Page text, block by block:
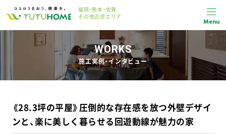
福岡・熊本・佐賀
その他近郊エリア
Menu
WORKS
施工実例・インタビュー
《28.3坪の平屋》圧倒的な存在感を放つ外壁デザイ
ンと、楽に美しく暮らせる回遊動線が魅力の家